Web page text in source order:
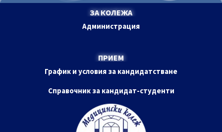
ЗА КОЛЕЖА
Администрация
ПРИЕМ
График и условия за кандидатстване
Справочник за кандидат-студенти